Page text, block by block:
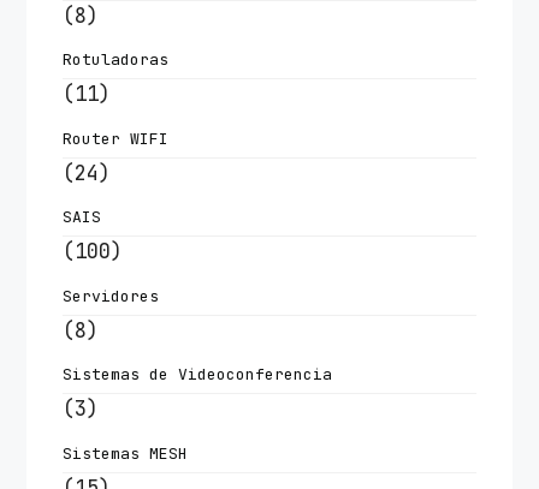
(8)
Rotuladoras
(11)
Router WIFI
(24)
SAIS
(100)
Servidores
(8)
Sistemas de Videoconferencia
(3)
Sistemas MESH